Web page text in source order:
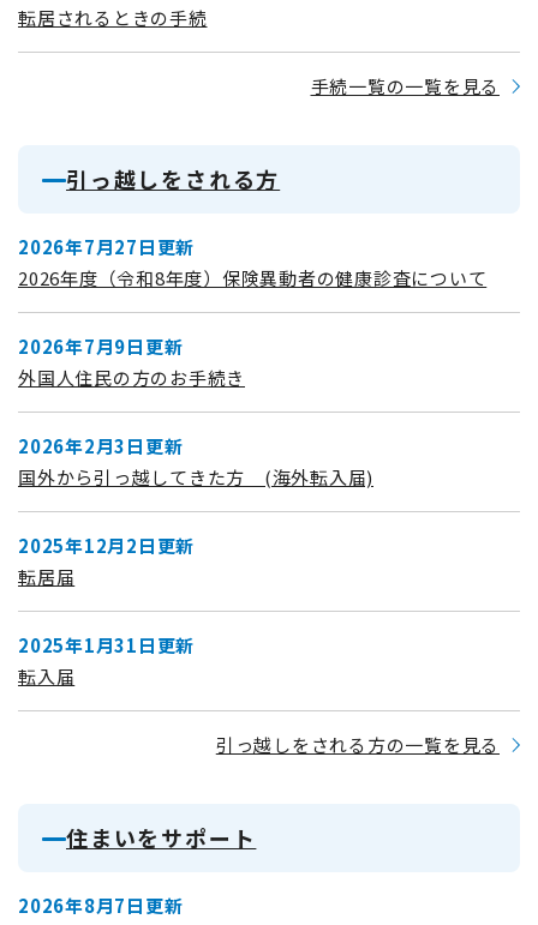
転居されるときの手続
手続一覧の一覧を見る
引っ越しをされる方
2026年7月27日更新
2026年度（令和8年度）保険異動者の健康診査について
2026年7月9日更新
外国人住民の方のお手続き
2026年2月3日更新
国外から引っ越してきた方 (海外転入届)
2025年12月2日更新
転居届
2025年1月31日更新
転入届
引っ越しをされる方の一覧を見る
住まいをサポート
2026年8月7日更新